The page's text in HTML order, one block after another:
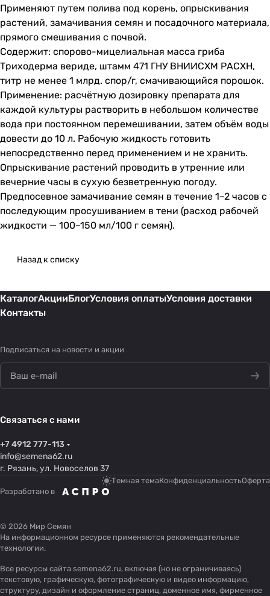
Применяют путем полива под корень, опрыскивания
растений, замачивания семян и посадочного материала,
прямого смешивания с почвой.
Содержит: спорово-мицелиальная масса гриба
Триходерма вериде, штамм 471 ГНУ ВНИИСХМ РАСХН,
титр не менее 1 млрд. спор/г, смачивающийся порошок.
Применение: расчётную дозировку препарата для
каждой культуры растворить в небольшом количестве
вода при постоянном перемешивании, затем объём воды
довести до 10 л. Рабочую жидкость готовить
непосредственно перед применением и не хранить.
Опрыскивание растений проводить в утренние или
вечерние часы в сухую безветренную погоду.
Предпосевное замачивание семян в течение 1–2 часов с
последующим просушиванием в тени (расход рабочей
жидкости — 100–150 мл/100 г семян).
Назад к списку
КаталогАкцииБлогУсловия оплатыУсловия доставки
Контакты
Подписаться на новости и акции
Связаться с нами
+7 4912 777-113
info@semena62.ru
г. Рязань, ул. Новоселов 37
Темная темаКонфиденциальностьОферта
Разработано в
© 2026 Мир Семян
На информационном ресурсе применяются рекомендательные
технологии.
Все ресурсы сайта semena62.ru, включая (но не ограничиваясь)
текстовую, графическую, фотографическую и видео информацию,
структуру, дизайн и оформление страниц, доменное имя, фирменное